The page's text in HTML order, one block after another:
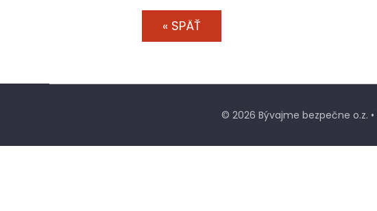
« SPÄŤ
© 2026 Bývajme bezpečne o.z. •